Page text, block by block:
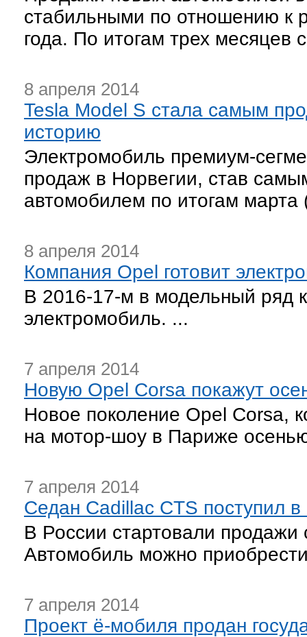
стабильными по отношению к
года. По итогам трех месяцев
8 апреля 2014
Tesla Model S стала самым
историю
Электромобиль премиум-
продаж в Норвегии, став
автомобилем по итогам марта
8 апреля 2014
Компания Opel готовит
В 2016-17-м в модельный ряд
электромобиль. ...
7 апреля 2014
Новую Opel Corsa покажут
Новое поколение Opel Corsa,
на мотор-шоу в Париже
7 апреля 2014
Седан Cadillac CTS поступил
В России стартовали продажи
Автомобиль можно
7 апреля 2014
Проект ё-мобиля продан